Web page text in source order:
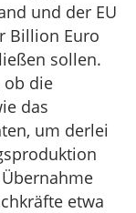
und der EU
Billion Euro
sollen.
ob die
das
um derlei
etwa